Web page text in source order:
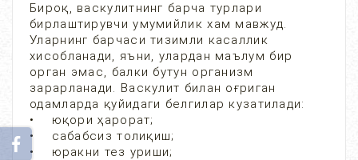
Бироқ, васкулитнинг барча турлари
бирлаштирувчи умумийлик хам мавжуд.
Уларнинг барчаси тизимли касаллик
хисобланади, яъни, улардан маълум бир
орган эмас, балки бутун организм
зарарланади. Васкулит билан оғриган
одамларда қуйидаги белгилар кузатилади:
• юқори ҳарорат;
• сабабсиз толиқиш;
• юракни тез уриши;